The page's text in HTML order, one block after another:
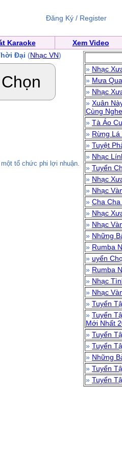
Đăng Ký / Register
Karaoke Xem Video
Đại (Nhạc VN)
một tổ chức phi lợi nhuận.
» Nhạc
» Mưa
» Nhạc
» Xuân
Cùng Nghe
» Tà Áo
» Rừng Lá
» Tuyệt
» Nhạc
» Tuyển
» Nhạc
» Nhạc
» Cha
» Nhạc
» Nhạc
» Những
» Rumba
» uyển
» Rumba
» Nhạc
» Nhạc
» Tuyển
» Tuyển
Mới Nhất
» Tuyển
» Tuyển
» Những
» Tuyển
» Tuyển